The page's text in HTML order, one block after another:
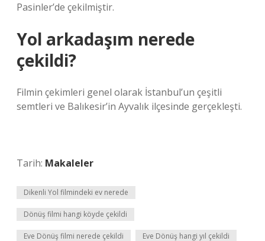
Pasinler’de çekilmiştir.
Yol arkadaşım nerede
çekildi?
Filmin çekimleri genel olarak İstanbul’un çeşitli
semtleri ve Balıkesir’in Ayvalık ilçesinde gerçekleşti.
Tarih: Makaleler
Dikenli Yol filmindeki ev nerede
Dönüş filmi hangi köyde çekildi
Eve Dönüş filmi nerede çekildi Eve Dönüş hangi yıl çekildi